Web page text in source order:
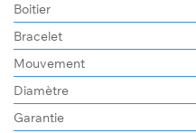
Boitier
Bracelet
Mouvement
Diamètre
Garantie